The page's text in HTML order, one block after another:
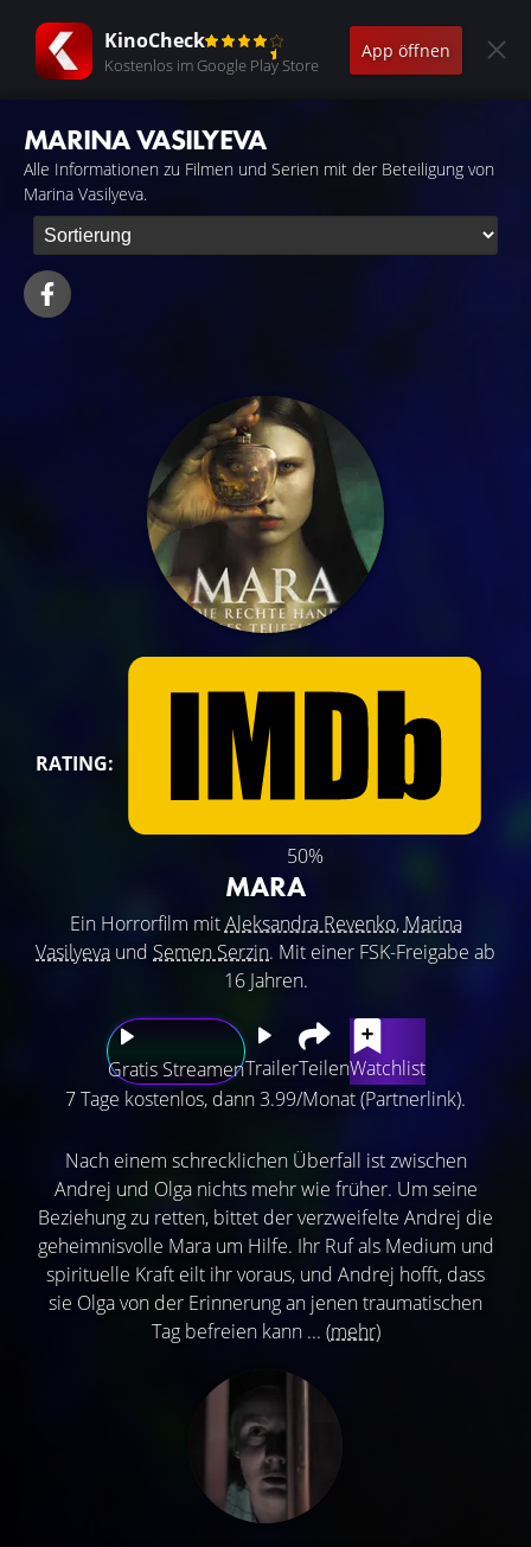
KinoCheck
Kostenlos im Google Play Store
App öffnen
MARINA VASILYEVA
Alle Informationen zu Filmen und Serien mit der Beteiligung von
Marina Vasilyeva.
RATING:
50%
MARA
Ein Horrorfilm mitAleksandra Revenko, Marina
Vasilyeva und Semen Serzin. Mit einer FSK-Freigabe ab
16 Jahren.
Gratis StreamenTrailerTeilenWatchlist
7 Tage kostenlos, dann 3.99/Monat (Partnerlink).
Nach einem schrecklichen Überfall ist zwischen
Andrej und Olga nichts mehr wie früher. Um seine
Beziehung zu retten, bittet der verzweifelte Andrej die
geheimnisvolle Mara um Hilfe. Ihr Ruf als Medium und
spirituelle Kraft eilt ihr voraus, und Andrej hofft, dass
sie Olga von der Erinnerung an jenen traumatischen
Tag befreien kann ... (mehr)